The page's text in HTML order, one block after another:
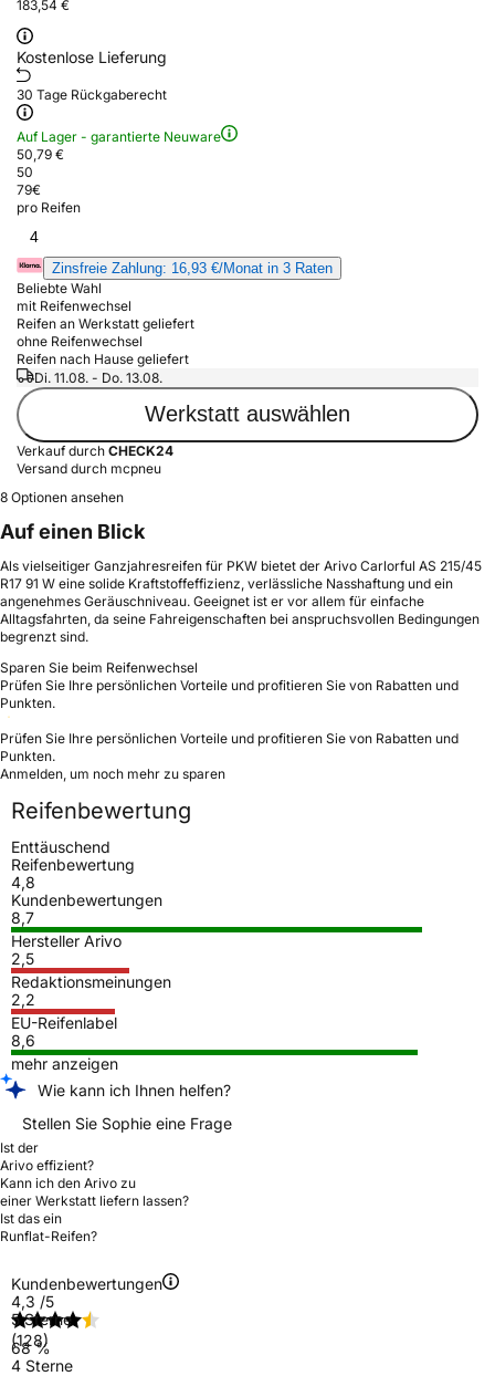
183,54 €
Kostenlose Lieferung
30 Tage Rückgaberecht
Auf Lager - garantierte Neuware
50,79 €
50
79€
pro Reifen
4
Zinsfreie Zahlung: 16,93 €/Monat in 3 Raten
Beliebte Wahl
mit Reifenwechsel
Reifen an Werkstatt geliefert
ohne Reifenwechsel
Reifen nach Hause geliefert
Di. 11.08. - Do. 13.08.
Werkstatt auswählen
Verkauf durch CHECK24
Versand durch mcpneu
8 Optionen ansehen
Auf einen Blick
Als vielseitiger Ganzjahresreifen für PKW bietet der Arivo Carlorful AS 215/45
R17 91 W eine solide Kraftstoffeffizienz, verlässliche Nasshaftung und ein
angenehmes Geräuschniveau. Geeignet ist er vor allem für einfache
Alltagsfahrten, da seine Fahreigenschaften bei anspruchsvollen Bedingungen
begrenzt sind.
Sparen Sie beim Reifenwechsel
Prüfen Sie Ihre persönlichen Vorteile und profitieren Sie von Rabatten und
Punkten.
Prüfen Sie Ihre persönlichen Vorteile und profitieren Sie von Rabatten und
Punkten.
Anmelden, um noch mehr zu sparen
Reifenbewertung
Enttäuschend
Reifenbewertung
4,8
Kundenbewertungen
8,7
Hersteller Arivo
2,5
Redaktionsmeinungen
2,2
EU-Reifenlabel
8,6
mehr anzeigen
Wie kann ich Ihnen helfen?
Stellen Sie Sophie eine Frage
Ist der
Arivo effizient?
Kann ich den Arivo zu
einer Werkstatt liefern lassen?
Ist das ein
Runflat-Reifen?
Kundenbewertungen
4,3 /5
(128)
5 Sterne
68 %
4 Sterne